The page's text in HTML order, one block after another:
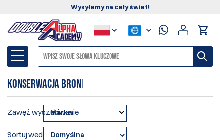
Wysyłamy na cały świat!
Konserwacja broni
Zawęź wyszukiwanie
Marka
Sortuj według